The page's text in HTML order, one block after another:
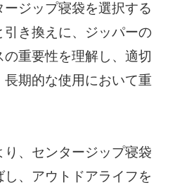
ジップ寝袋を選択する
引き換えに、ジッパーの
重要性を理解し、適切
期的な使用において重
、センタージップ寝袋
、アウトドアライフを